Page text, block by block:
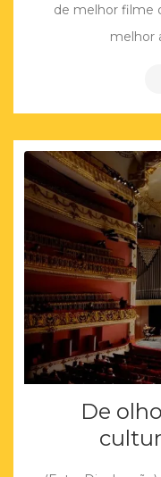
de melhor filme
melhor
De